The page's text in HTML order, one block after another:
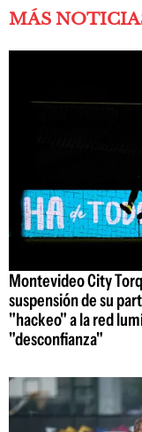
MÁS
Montevideo City
suspensión de su
"hackeo" a la red
"desconfianza"